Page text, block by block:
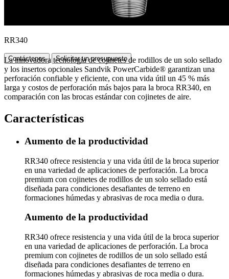
RR340
Contáctenos Solicitar un presupuesto
La innovadora tecnología de cojinetes de rodillos de un solo sellado
y los insertos opcionales Sandvik PowerCarbide® garantizan una
perforación confiable y eficiente, con una vida útil un 45 % más
larga y costos de perforación más bajos para la broca RR340, en
comparación con las brocas estándar con cojinetes de aire.
Características
Aumento de la productividad
RR340 ofrece resistencia y una vida útil de la broca superior
en una variedad de aplicaciones de perforación. La broca
premium con cojinetes de rodillos de un solo sellado está
diseñada para condiciones desafiantes de terreno en
formaciones húmedas y abrasivas de roca media o dura.
Aumento de la productividad
RR340 ofrece resistencia y una vida útil de la broca superior
en una variedad de aplicaciones de perforación. La broca
premium con cojinetes de rodillos de un solo sellado está
diseñada para condiciones desafiantes de terreno en
formaciones húmedas y abrasivas de roca media o dura.